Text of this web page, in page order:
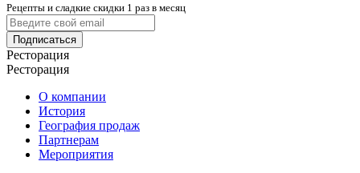
Рецепты и сладкие скидки 1 раз в месяц
Подписаться
Ресторация
Ресторация
О компании
История
География продаж
Партнерам
Мероприятия